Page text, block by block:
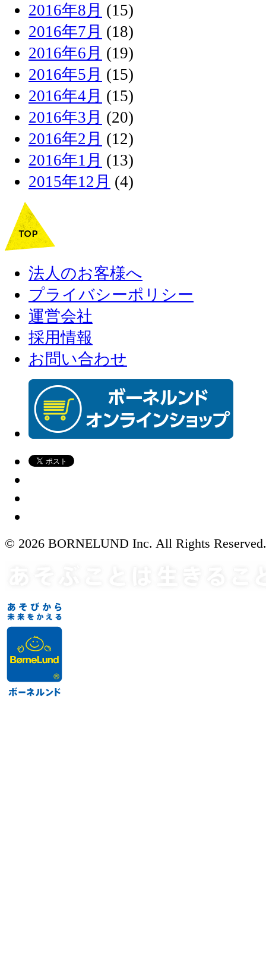
2016年8月 (15)
2016年7月 (18)
2016年6月 (19)
2016年5月 (15)
2016年4月 (15)
2016年3月 (20)
2016年2月 (12)
2016年1月 (13)
2015年12月 (4)
法人のお客様へ
プライバシーポリシー
運営会社
採用情報
お問い合わせ
© 2026 BORNELUND Inc. All Rights Reserved.